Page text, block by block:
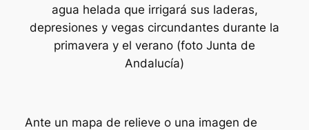
agua helada que irrigará sus laderas,
depresiones y vegas circundantes durante la
primavera y el verano (foto Junta de
Andalucía)
Ante un mapa de relieve o una imagen de